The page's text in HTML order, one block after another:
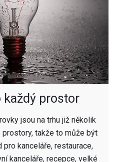
každý prostor
jsou na trhu již několik
takže to může být
kanceláře, restaurace,
kanceláře, recepce, velké